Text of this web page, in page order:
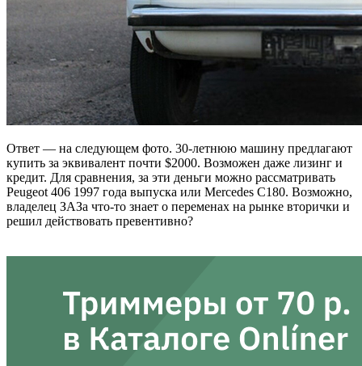
Ответ — на следующем фото. 30-летнюю машину предлагают
купить за эквивалент почти $2000. Возможен даже лизинг и
кредит. Для сравнения, за эти деньги можно рассматривать
Peugeot 406 1997 года выпуска или Mercedes С180. Возможно,
владелец ЗАЗа что-то знает о переменах на рынке вторички и
решил действовать превентивно?